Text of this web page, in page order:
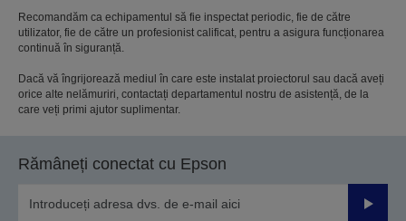
Recomandăm ca echipamentul să fie inspectat periodic, fie de către
utilizator, fie de către un profesionist calificat, pentru a asigura funcționarea
continuă în siguranță.
Dacă vă îngrijorează mediul în care este instalat proiectorul sau dacă aveți
orice alte nelămuriri, contactați departamentul nostru de asistență, de la
care veți primi ajutor suplimentar.
Rămâneți conectat cu Epson